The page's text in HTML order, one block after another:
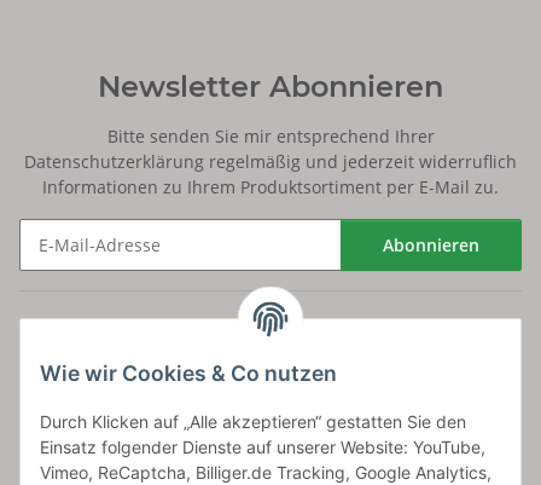
Wie wir Cookies & Co nutzen
Durch Klicken auf „Alle akzeptieren“ gestatten Sie den
Einsatz folgender Dienste auf unserer Website: YouTube,
Vimeo, ReCaptcha, Billiger.de Tracking, Google Analytics,
Newsletter Abonnieren
Bitte senden Sie mir entsprechend Ihrer
Datenschutzerklärung regelmäßig und jederzeit widerruflich
Informationen zu Ihrem Produktsortiment per E-Mail zu.
Abonnieren
Artikelinformationen